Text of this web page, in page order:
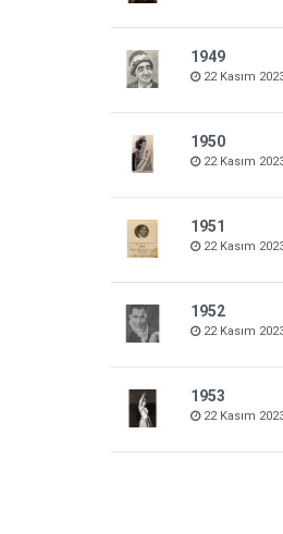
1949
22 Kasım
1950
22 Kasım
1951
22 Kasım
1952
22 Kasım
1953
22 Kasım